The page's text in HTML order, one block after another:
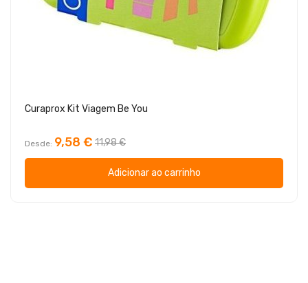
Curaprox Kit Viagem Be You
Desde 9,58 € 11,98 €
Adicionar ao carrinho